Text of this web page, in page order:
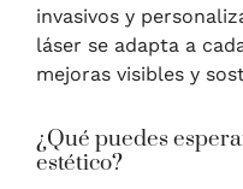
invasivos y
láser se adapta a
mejoras visibles y
¿Qué puedes
estético?